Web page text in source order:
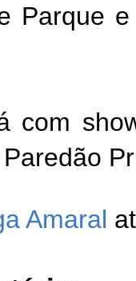
Parque
com
Amaral